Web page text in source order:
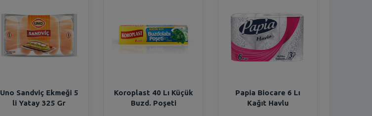
Uno Sandviç Ekmeği 5
li Yatay 325 Gr
Koroplast 40 Lı Küçük
Buzd. Poşeti
Papia Biocare 6 Lı
Kağıt Havlu